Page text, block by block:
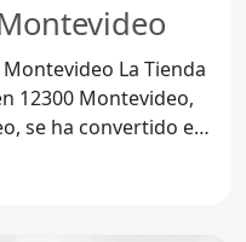
La Tienda
12300 Montevideo,
se ha convertido en